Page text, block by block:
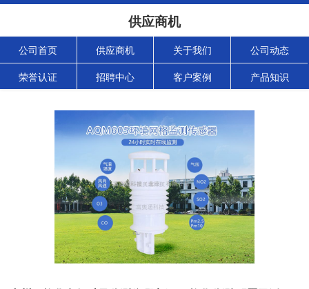
供应商机
公司首页 供应商机 关于我们 公司动态
荣誉认证 招聘中心 客户案例 产品知识